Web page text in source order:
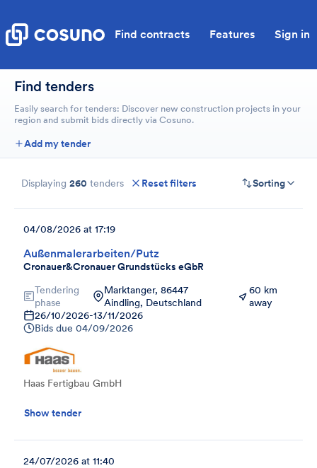
Find contracts Features Sign in
Find tenders
Easily search for tenders: Discover new construction projects in your
region and submit bids directly via Cosuno.
Add my tender
Displaying 260 tenders Reset filters Sorting
Außenmalerarbeiten/Putz
Cronauer&Cronauer Grundstücks eGbR
04/08/2026 at 17:19
Tendering
phase
Marktanger, 86447
Aindling, Deutschland
60 km
away
26/10/2026-13/11/2026
Bids due 04/09/2026
Haas Fertigbau GmbH
Show tender
24/07/2026 at 11:40